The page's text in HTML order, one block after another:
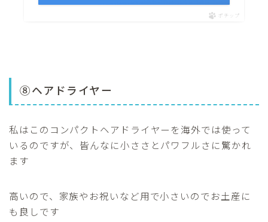
ポチップ
⑧ヘアドライヤー
私はこのコンパクトヘアドライヤーを海外では使って
いるのですが、皆んなに小ささとパワフルさに驚かれ
ます
高いので、家族やお祝いなど用で小さいのでお土産に
も良しです